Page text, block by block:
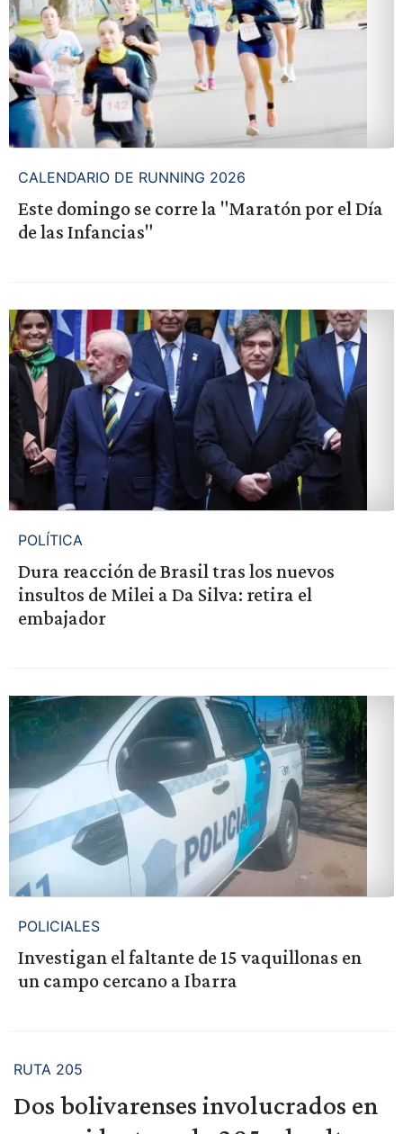
CALENDARIO DE RUNNING 2026
Este domingo se corre la "Maratón por el Día
de las Infancias"
POLÍTICA
Dura reacción de Brasil tras los nuevos
insultos de Milei a Da Silva: retira el
embajador
POLICIALES
Investigan el faltante de 15 vaquillonas en
un campo cercano a Ibarra
RUTA 205
Dos bolivarenses involucrados en